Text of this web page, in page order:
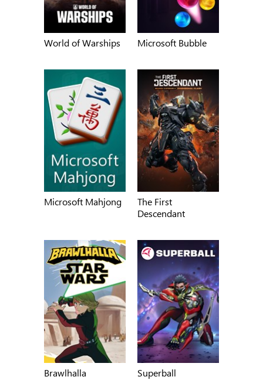
World of Warships Microsoft Bubble
Microsoft Mahjong
The First
Descendant
Brawlhalla Superball